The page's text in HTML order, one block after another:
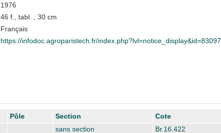
1976
46 f., tabl. ; 30 cm
Français
https://infodoc.agroparistech.fr/index.php?lvl=notice_display&id=83097
Pôle Section Cote
sans section Br.16.422